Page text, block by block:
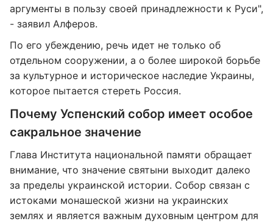
аргументы в пользу своей принадлежности к Руси",
- заявил Алферов.
По его убеждению, речь идет не только об
отдельном сооружении, а о более широкой борьбе
за культурное и историческое наследие Украины,
которое пытается стереть Россия.
Почему Успенский собор имеет особое
сакральное значение
Глава Института национальной памяти обращает
внимание, что значение святыни выходит далеко
за пределы украинской истории. Собор связан с
истоками монашеской жизни на украинских
землях и является важным духовным центром для